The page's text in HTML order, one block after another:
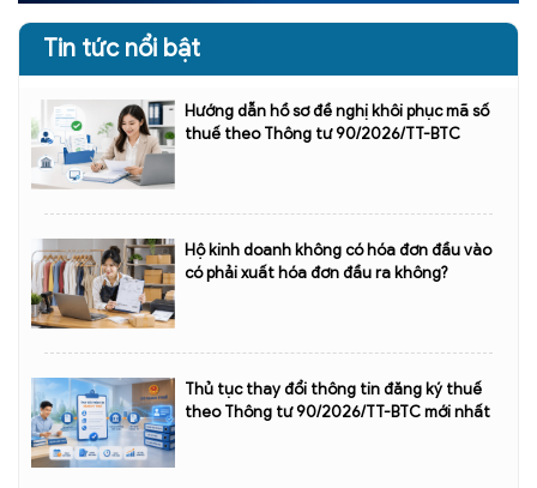
Tin tức nổi bật
Hướng dẫn hồ sơ đề nghị khôi phục mã số
thuế theo Thông tư 90/2026/TT-BTC
Hộ kinh doanh không có hóa đơn đầu vào
có phải xuất hóa đơn đầu ra không?
Thủ tục thay đổi thông tin đăng ký thuế
theo Thông tư 90/2026/TT-BTC mới nhất